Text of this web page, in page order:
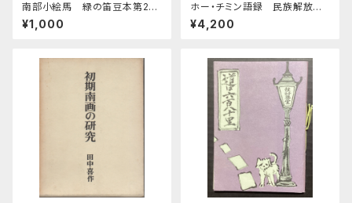
南部小絵馬 緑の笛豆本第28
期第111集
¥1,000
ホー・チミン語録 民族解放の
ために
¥4,200